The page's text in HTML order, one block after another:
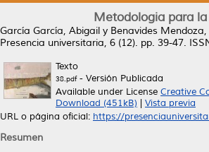
Metodologia para
García García, Abigail y Benavides
Presencia universitaria, 6 (12). pp. 39-47.
Texto
38.pdf- Versión Publicada
Available under License Creative
Download (451kB)
Vista previa
URL o página oficial: https://
Resumen